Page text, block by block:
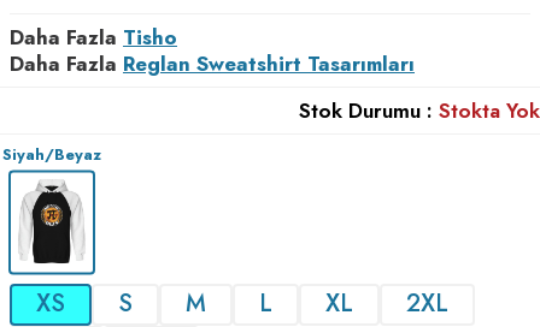
Daha Fazla Tisho
Daha Fazla Reglan Sweatshirt Tasarımları
Stok Durumu : Stokta Yok
Siyah/Beyaz
XS S M L XL
2XL